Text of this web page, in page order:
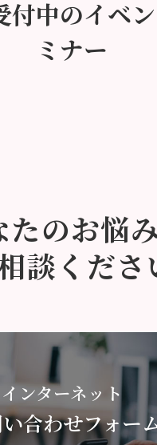
付中のイベ
ミナー
のお悩み
談くださ
インターネット
合わせフォー